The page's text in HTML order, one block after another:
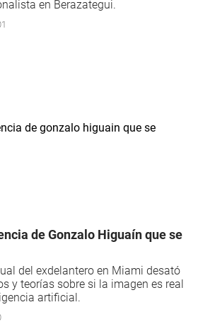
en Berazategui.
de Gonzalo Higuaín que se
del exdelantero en Miami desató
y teorías sobre si la imagen es real
artificial.